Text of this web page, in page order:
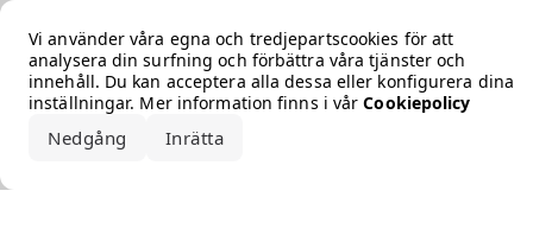
Vi använder våra egna och tredjepartscookies för att
analysera din surfning och förbättra våra tjänster och
innehåll. Du kan acceptera alla dessa eller konfigurera dina
inställningar. Mer information finns i vårCookiepolicy
Nedgång Inrätta
Error loading the brand